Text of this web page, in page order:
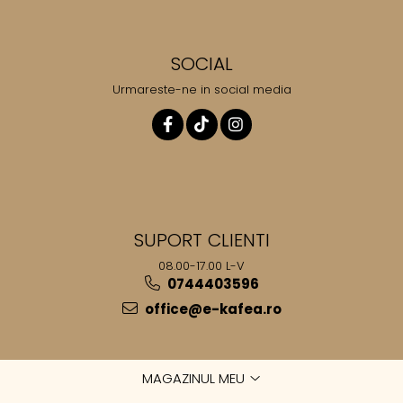
SOCIAL
Urmareste-ne in social media
SUPORT CLIENTI
08.00-17.00 L-V
0744403596
office@e-kafea.ro
MAGAZINUL MEU